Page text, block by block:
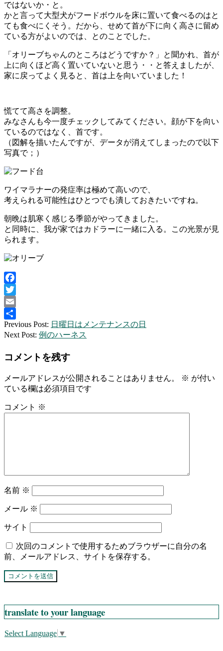
ではないか・と。
かと言って大型犬がフードボウルを床に置いて食べるのはと
ても食べにくそう。だから、せめて首が下に向く高さに留め
ている方がよいのでは、とのことでした。
「オリーブちゃんのところはどうですか？」と聞かれ、首が
上に向くほど高く置いていないと思う・・と答えましたが、
家に戻ってよく見ると、首は上を向いていました！
慌てて高さを調整。
みなさんも今一度チェックしてみてください。顔が下を向い
ているのではなく、首です。
（図解を描いたんですが、データが消えてしまったので以下
写真で；）
ワイマラナーの発症率は極めて高いので、
考えられる可能性はひとつでも潰しておきたいですね。
朝晩は肌寒く感じる季節がやってきました。
と同時に、我が家ではカドラーに一緒に入る。この光景が見
られます。
Facebook
Twitter
Email
共
有
2012-
10-
Previous Post: 日曜日はメンテナンスの日
Next Post: 例のハーネス
コメントを残す
メールアドレスが公開されることはありません。 ※ が付い
ている欄は必須項目です
コメント ※
名前 ※
メール ※
サイト
次回のコメントで使用するためブラウザーに自分の名
前、メールアドレス、サイトを保存する。
translate to your language
Select Language ▼